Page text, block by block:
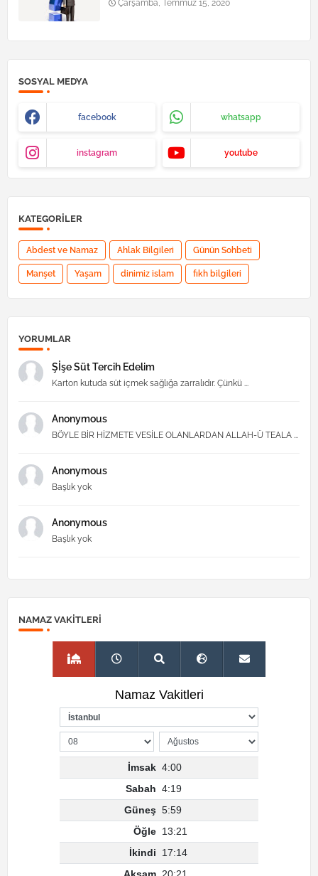
Çarşamba, Temmuz 15, 2020
SOSYAL MEDYA
facebook whatsapp
instagram youtube
KATEGORILER
Abdest ve Namaz Ahlak Bilgileri Günün Sohbeti
Manşet Yaşam dinimiz islam fıkh bilgileri
YORUMLAR
Şİşe Süt Tercih Edelim
Karton kutuda süt içmek sağlığa zarralıdır. Çünkü ...
Anonymous
BÖYLE BİR HİZMETE VESİLE OLANLARDAN ALLAH-Ü TEALA ...
Anonymous
Başlık yok
Anonymous
Başlık yok
NAMAZ VAKITLERI